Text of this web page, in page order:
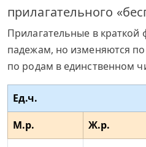
прилагательного
Прилагательные в
падежам, но изменяются
по родам в единственном
Ед.ч.
М.р. Ж.р.